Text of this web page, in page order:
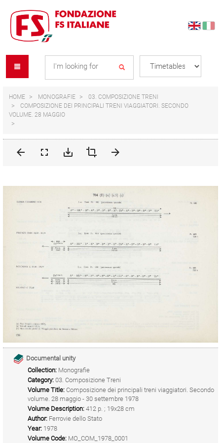
content
navigation
menu
HOME MONOGRAFIE
03. COMPOSIZIONE TRENI
COMPOSIZIONE DEI PRINCIPALI TRENI VIAGGIATORI. SECONDO
VOLUME. 28 MAGGIO
Documental unity
Collection: Monografie
Category: 03. Composizione Treni
Volume Title: Composizione dei principali treni viaggiatori. Secondo
volume. 28 maggio - 30 settembre 1978
Volume Description: 412 p. ; 19x28 cm
Author: Ferrovie dello Stato
Year: 1978
Volume Code: MO_COM_1978_0001